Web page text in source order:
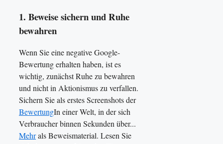
1. Beweise sichern und Ruhe
bewahren
Wenn Sie eine negative Google-
Bewertung erhalten haben, ist es
wichtig, zunächst Ruhe zu bewahren
und nicht in Aktionismus zu verfallen.
Sichern Sie als erstes Screenshots der
BewertungIn einer Welt, in der sich
Verbraucher binnen Sekunden über...
Mehrals Beweismaterial. Lesen Sie